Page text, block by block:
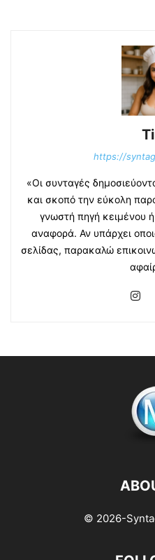
https://
«Οι συνταγές
και σκοπό την εύκολη
γνωστή πηγή κειμένου ή
αναφορά. Αν υπάρχει
σελίδας, παρακαλώ
© 2026-